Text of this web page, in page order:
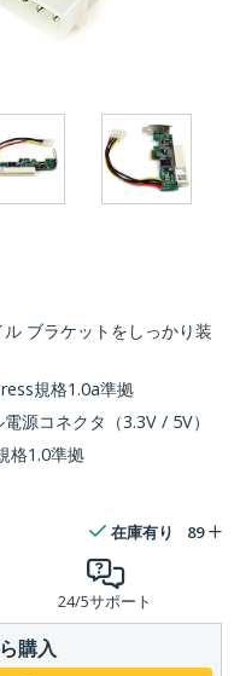
ブラケットをしっかり装
規格1.0a準拠
源コネクタ（3.3V / 5V）
格1.0準拠
在庫有り 89
24/5サポート
購入